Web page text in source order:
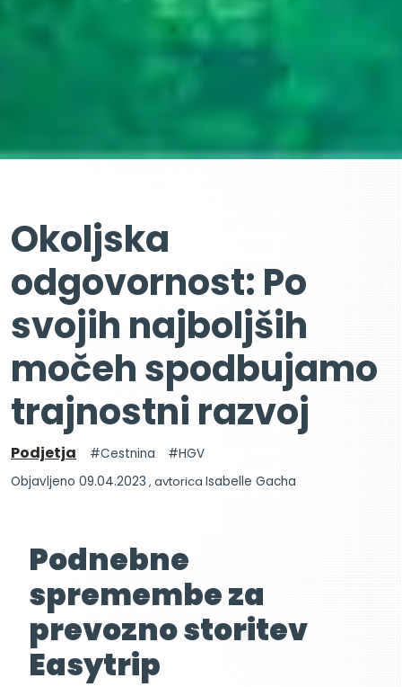
Okoljska
odgovornost: Po
svojih najboljših
močeh spodbujamo
trajnostni razvoj
Podjetja Cestnina
HGV
Objavljeno 09.04.2023 , avtorica Isabelle Gacha
Podnebne
spremembe za
prevozno storitev
Easytrip